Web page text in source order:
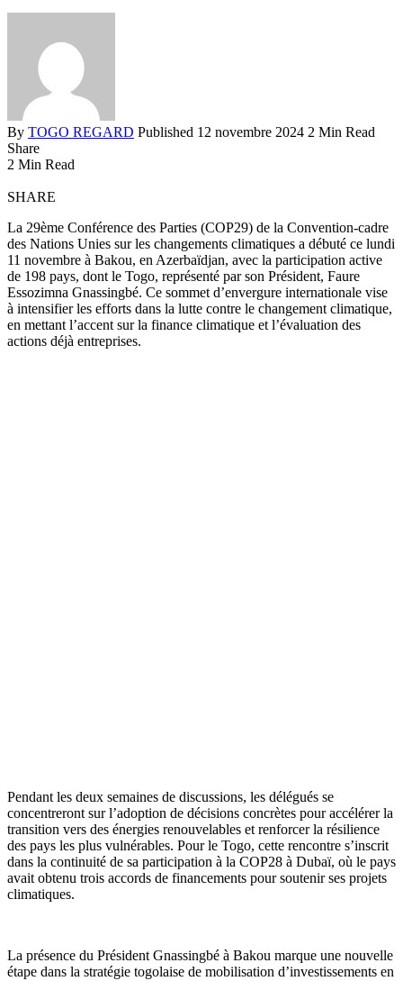
By TOGO REGARD Published 12 novembre 2024 2 Min Read
Share
2 Min Read
SHARE
La 29ème Conférence des Parties (COP29) de la Convention-cadre
des Nations Unies sur les changements climatiques a débuté ce lundi
11 novembre à Bakou, en Azerbaïdjan, avec la participation active
de 198 pays, dont le Togo, représenté par son Président, Faure
Essozimna Gnassingbé. Ce sommet d’envergure internationale vise
à intensifier les efforts dans la lutte contre le changement climatique,
en mettant l’accent sur la finance climatique et l’évaluation des
actions déjà entreprises.
Pendant les deux semaines de discussions, les délégués se
concentreront sur l’adoption de décisions concrètes pour accélérer la
transition vers des énergies renouvelables et renforcer la résilience
des pays les plus vulnérables. Pour le Togo, cette rencontre s’inscrit
dans la continuité de sa participation à la COP28 à Dubaï, où le pays
avait obtenu trois accords de financements pour soutenir ses projets
climatiques.
La présence du Président Gnassingbé à Bakou marque une nouvelle
étape dans la stratégie togolaise de mobilisation d’investissements en